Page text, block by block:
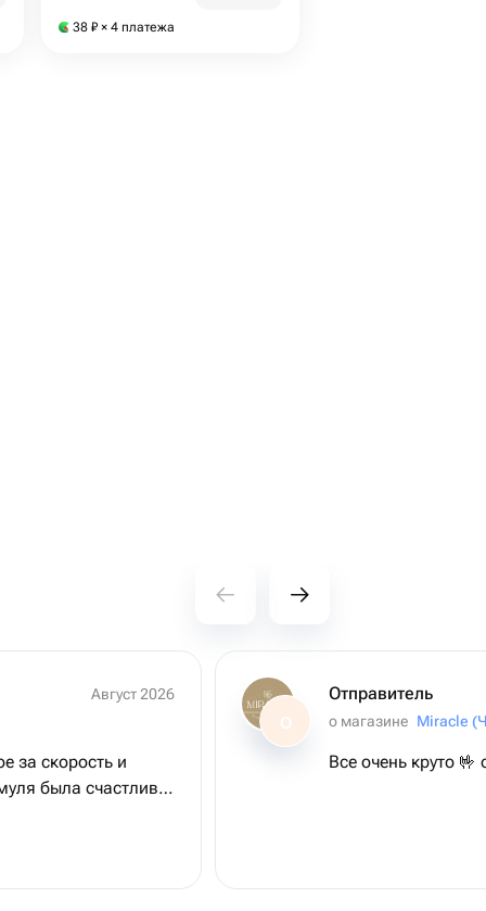
38 ₽ × 4 платежа
Август 2026
за скорость и
была счастлива,
❤️❤️❤️
О
Отправитель
о магазине Miracle
Все очень круто